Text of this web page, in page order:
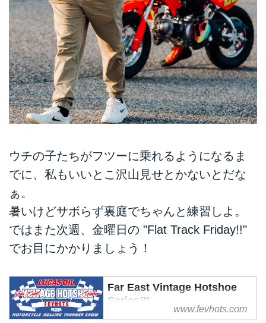
ウチの子たちがフツーに乗れるようになるま
でに、私もいいとこ沢山見せとかないとだな
ぁ。
暑いけどサボらず裏庭でちゃんと練習しよ。
ではまた次週、金曜日の "Flat Track Friday!!"
でお目にかかりましょう！
Far East Vintage Hotshoe
Series™
www.fevhots.com